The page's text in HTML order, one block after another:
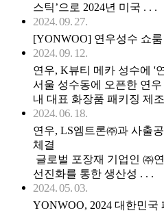
스틱’으로 2024년 미국 . . .
2024. 09. 27.
[YONWOO] 연우성수 쇼
2024. 09. 12.
연우, K뷰티 메카 성수에 '
서울 성수동에 오픈한 연
내 대표 화장품 패키징 제
2024. 06. 18.
연우, LS엠트론㈜과 사출
체결
글로벌 포장재 기업인 ㈜
선진화를 통한 생산성 . . .
2024. 05. 03.
YONWOO, 2024 대한민국